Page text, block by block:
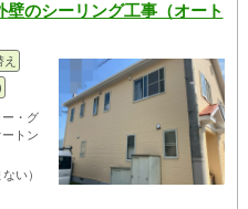
のシーリング工事（オート
・グ
トン
い）